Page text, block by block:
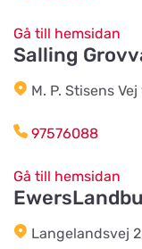
Hovedgaden
Agroland
Gustavsbergs
Mertjänst,
odling,
Tranåsvägen
Gå till hemsidan
Salling
M. P. Stisens
97576088
Gå till hemsidan
Langelandsvej